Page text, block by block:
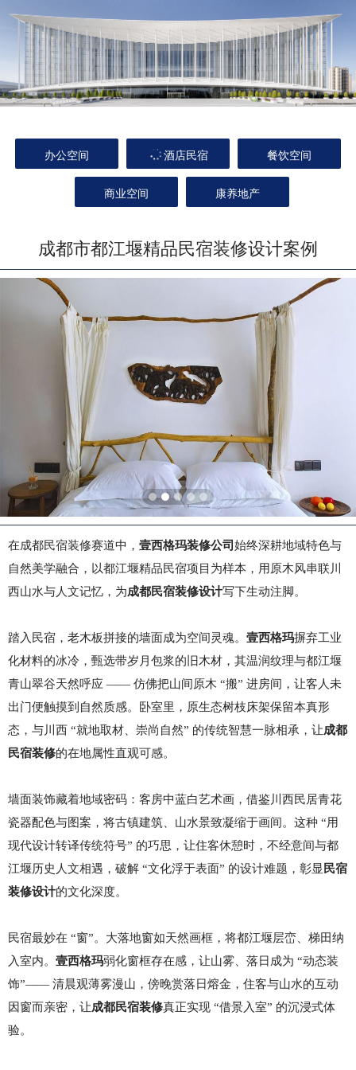
办公空间 酒店民宿 餐饮空间
商业空间 康养地产
成都市都江堰精品民宿装修设计案例
在成都民宿装修赛道中， 壹西格玛装修公司 始终深耕地域特色与
自然美学融合，以都江堰精品民宿项目为样本，用原木风串联川
西山水与人文记忆，为成都民宿装修设计写下生动注脚。
踏入民宿，老木板拼接的墙面成为空间灵魂。 壹西格玛摒弃工业
化材料的冰冷，甄选带岁月包浆的旧木材，其温润纹理与都江堰
青山翠谷天然呼应 —— 仿佛把山间原木 “搬” 进房间，让客人未
出门便触摸到自然质感。卧室里，原生态树枝床架保留本真形
态，与川西 “就地取材、崇尚自然” 的传统智慧一脉相承，让成都
民宿装修的在地属性直观可感。
墙面装饰藏着地域密码：客房中蓝白艺术画，借鉴川西民居青花
瓷器配色与图案，将古镇建筑、山水景致凝缩于画间。这种 “用
现代设计转译传统符号” 的巧思，让住客休憩时，不经意间与都
江堰历史人文相遇，破解 “文化浮于表面” 的设计难题，彰显 民宿
装修设计的文化深度。
民宿最妙在 “窗”。大落地窗如天然画框，将都江堰层峦、梯田纳
入室内。 壹西格玛弱化窗框存在感，让山雾、落日成为 “动态装
饰”—— 清晨观薄雾漫山，傍晚赏落日熔金，住客与山水的互动
因窗而亲密，让成都民宿装修真正实现 “借景入室” 的沉浸式体
验。